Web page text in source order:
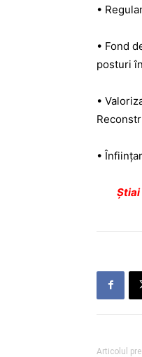
•
• Fond
posturi
•
•
Ştiai
Articolul